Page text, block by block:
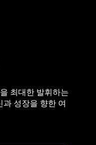
최대한 발휘하는
과 성장을 향한 여